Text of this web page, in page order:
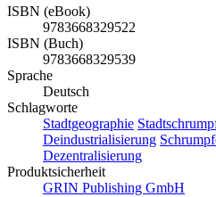
ISBN (eBook)
9783668329522
ISBN (Buch)
9783668329539
Sprache
Deutsch
Schlagworte
Stadtgeographie
Deindustrialisierung
Dezentralisierung
Produktsicherheit
GRIN Publishing GmbH